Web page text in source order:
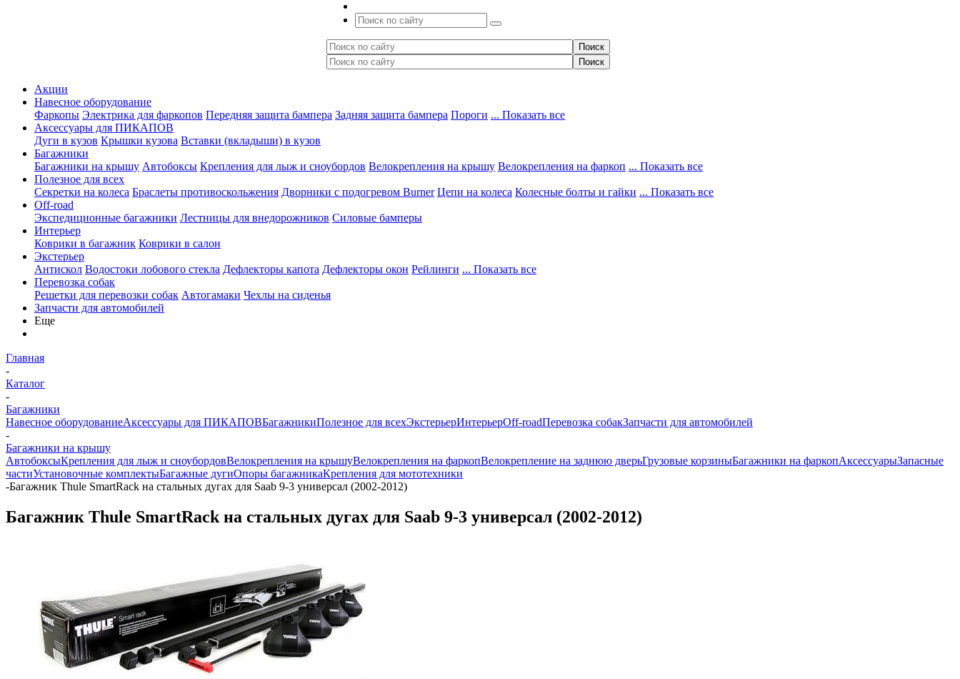
Акции
Навесное оборудование
Фаркопы Электрика для фаркопов Передняя защита бампера Задняя защита бампера Пороги ... Показать все
Аксессуары для ПИКАПОВ
Дуги в кузов Крышки кузова Вставки (вкладыши) в кузов
Багажники
Багажники на крышу Автобоксы Крепления для лыж и сноубордов Велокрепления на крышу Велокрепления на фаркоп ... Показать все
Полезное для всех
Секретки на колеса Браслеты противоскольжения Дворники с подогревом Burner Цепи на колеса Колесные болты и гайки ... Показать все
Off-road
Экспедиционные багажники Лестницы для внедорожников Силовые бамперы
Интерьер
Коврики в багажник Коврики в салон
Экстерьер
Антискол Водостоки лобового стекла Дефлекторы капота Дефлекторы окон Рейлинги ... Показать все
Перевозка собак
Решетки для перевозки собак Автогамаки Чехлы на сиденья
Запчасти для автомобилей
Еще
Главная
-
Каталог
-
Багажники
Навесное оборудованиеАксессуары для ПИКАПОВБагажникиПолезное для всехЭкстерьерИнтерьерOff-roadПеревозка собакЗапчасти для автомобилей
-
Багажники на крышу
АвтобоксыКрепления для лыж и сноубордовВелокрепления на крышуВелокрепления на фаркопВелокрепление на заднюю дверьГрузовые корзиныБагажники на фаркопАксессуарыЗапасные
частиУстановочные комплектыБагажные дугиОпоры багажникаКрепления для мототехники
-Багажник Thule SmartRack на стальных дугах для Saab 9-3 универсал (2002-2012)
Багажник Thule SmartRack на стальных дугах для Saab 9-3 универсал (2002-2012)